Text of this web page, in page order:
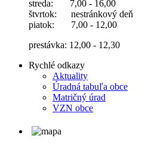
streda: 7,00 - 16,00
štvrtok: nestránkový deň
piatok: 7,00 - 12,00
prestávka: 12,00 - 12,30
Rychlé odkazy
Aktuality
Úradná tabuľa obce
Matričný úrad
VZN obce